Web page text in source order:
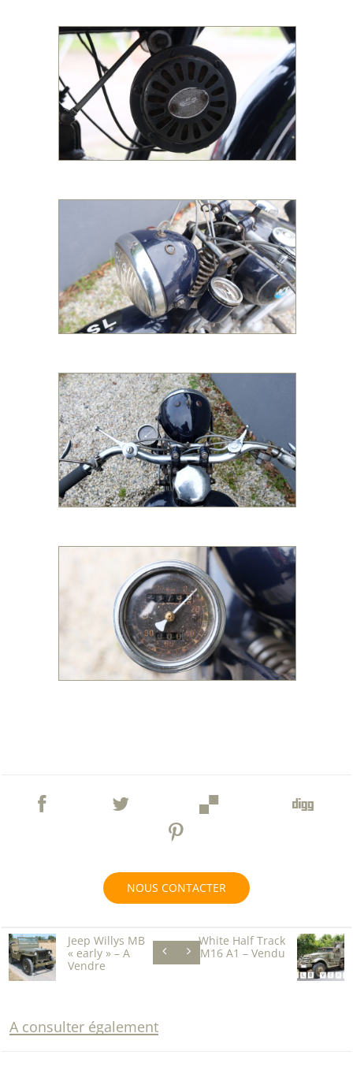
NOUS CONTACTER
Jeep Willys MB
« early » – A
Vendre
White Half Track
M16 A1 – Vendu
A consulter également